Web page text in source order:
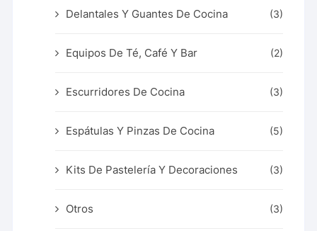
Delantales Y Guantes De Cocina (3)
Equipos De Té, Café Y Bar (2)
Escurridores De Cocina (3)
Espátulas Y Pinzas De Cocina (5)
Kits De Pastelería Y Decoraciones (3)
Otros (3)